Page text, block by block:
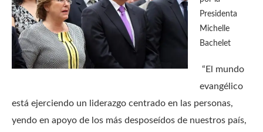
Presidenta
Michelle
Bachelet
“El mundo
evangélico
está ejerciendo un liderazgo centrado en las personas,
yendo en apoyo de los más desposeídos de nuestros país,